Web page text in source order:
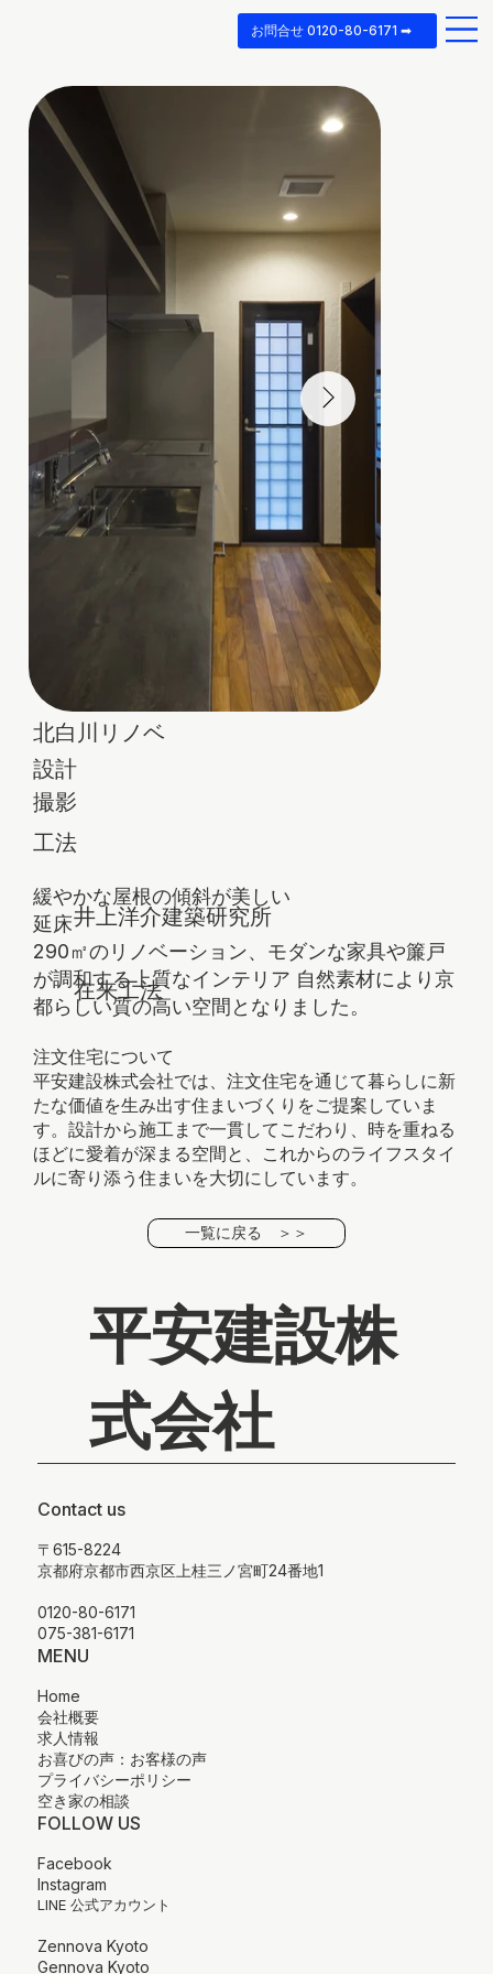
お問合せ 0120-80-6171 ➡
北白川リノベ
設計
撮影
​工法
緩やかな屋根の傾斜が美しい
延床
290㎡のリノベーション、モダンな家具や簾戸
が調和する上質なインテリア 自然素材により京
都らしい質の高い空間となりました。
注文住宅について
平安建設株式会社では、注文住宅を通じて暮らしに新
たな価値を生み出す住まいづくりをご提案していま
す。設計から施工まで一貫してこだわり、時を重ねる
ほどに愛着が深まる空間と、これからのライフスタイ
ルに寄り添う住まいを大切にしています。
一覧に戻る ＞＞
井上洋介建築研究所
在来工法
平安建設株
式会社
Contact us
〒615-8224
京都府京都市西京区上桂三ノ宮町24番地1
0120-80-6171
075-381-6171
MENU
Home
会社概要
求人情報
お喜びの声：お客様の声
プライバシーポリシー
空き家の相談
FOLLOW US
Facebook
Instagram
LINE 公式アカウント
Zennova Kyoto
Gennova Kyoto